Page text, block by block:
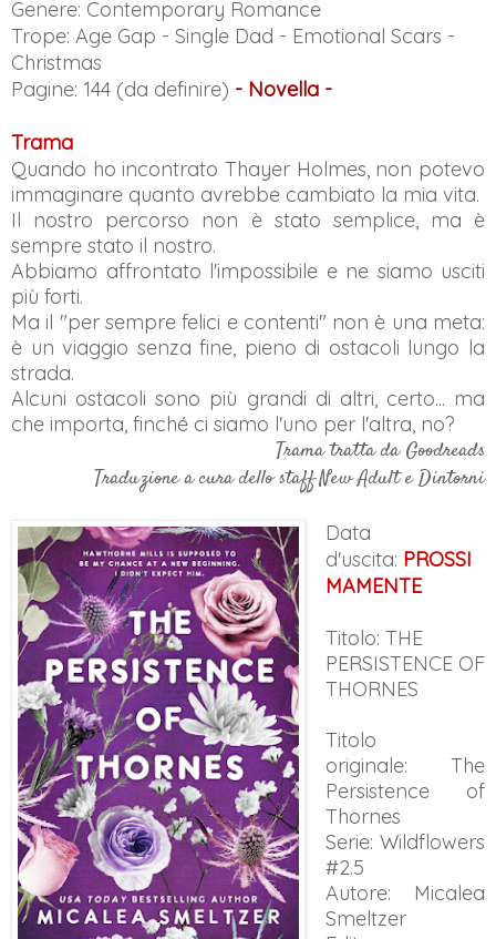
Genere: Contemporary Romance
Trope: Age Gap - Single Dad - Emotional Scars -
Christmas
Pagine: 144 (da definire) - Novella -
Trama
Quando ho incontrato Thayer Holmes, non potevo
immaginare quanto avrebbe cambiato la mia vita.
Il nostro percorso non è stato semplice, ma è
sempre stato il nostro.
Abbiamo affrontato l'impossibile e ne siamo usciti
più forti.
Ma il "per sempre felici e contenti" non è una meta:
è un viaggio senza fine, pieno di ostacoli lungo la
strada.
Alcuni ostacoli sono più grandi di altri, certo... ma
che importa, finché ci siamo l'uno per l'altra, no?
Trama tratta da Goodreads
Traduzione a cura dello staff New Adult e Dintorni
Data
d'uscita: PROSSI
MAMENTE
Titolo: THE
PERSISTENCE OF
THORNES
Titolo
originale: The
Persistence of
Thornes
Serie: Wildflowers
#2.5
Autore: Micalea
Smeltzer